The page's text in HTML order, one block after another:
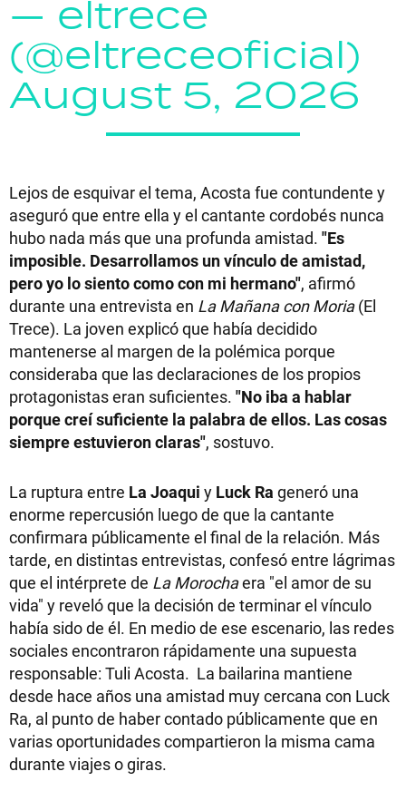
— eltrece
(@eltreceoficial)
August 5, 2026
Lejos de esquivar el tema, Acosta fue contundente y
aseguró que entre ella y el cantante cordobés nunca
hubo nada más que una profunda amistad. "Es
imposible. Desarrollamos un vínculo de amistad,
pero yo lo siento como con mi hermano", afirmó
durante una entrevista en La Mañana con Moria(El
Trece). La joven explicó que había decidido
mantenerse al margen de la polémica porque
consideraba que las declaraciones de los propios
protagonistas eran suficientes. "No iba a hablar
porque creí suficiente la palabra de ellos. Las cosas
siempre estuvieron claras", sostuvo.
La ruptura entre La Joaqui y Luck Ra generó una
enorme repercusión luego de que la cantante
confirmara públicamente el final de la relación. Más
tarde, en distintas entrevistas, confesó entre lágrimas
que el intérprete de La Morochaera "el amor de su
vida" y reveló que la decisión de terminar el vínculo
había sido de él. En medio de ese escenario, las redes
sociales encontraron rápidamente una supuesta
responsable: Tuli Acosta. La bailarina mantiene
desde hace años una amistad muy cercana con Luck
Ra, al punto de haber contado públicamente que en
varias oportunidades compartieron la misma cama
durante viajes o giras.